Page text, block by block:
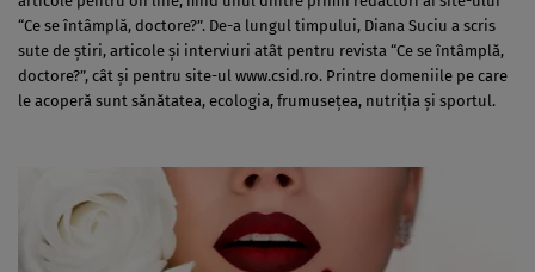
“Ce se întâmplă, doctore?”. De-a lungul timpului, Diana Suciu a scris
sute de ştiri, articole şi interviuri atât pentru revista “Ce se întâmplă,
doctore?”, cât şi pentru site-ul www.csid.ro. Printre domeniile pe care
le acoperă sunt sănătatea, ecologia, frumuseţea, nutriţia şi sportul.